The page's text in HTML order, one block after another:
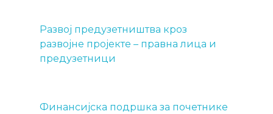
Развој предузетништва кроз
развојне пројекте – правна лица и
предузетници
Финансијска подршка за почетнике